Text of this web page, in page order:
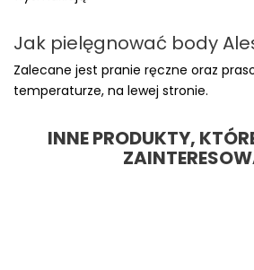
Jak pielęgnować body
Zalecane jest pranie ręczne oraz
temperaturze, na lewej stronie.
INNE PRODUKTY,